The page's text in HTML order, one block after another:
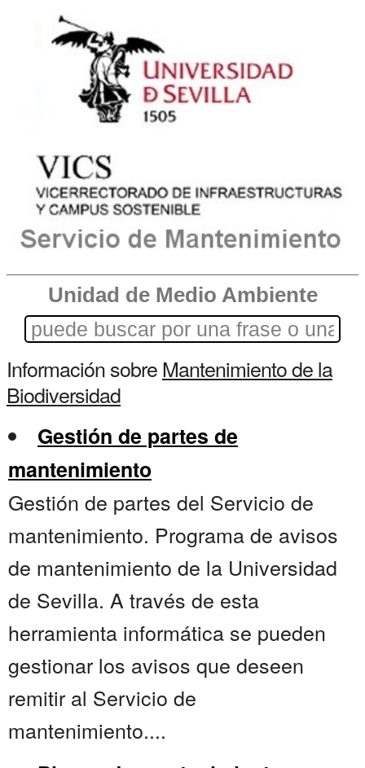
Unidad de Medio Ambiente
Información sobreMantenimiento de la
Biodiversidad
Gestión de partes de
mantenimiento
Gestión de partes del Servicio de
mantenimiento. Programa de avisos
de mantenimiento de la Universidad
de Sevilla. A través de esta
herramienta informática se pueden
gestionar los avisos que deseen
remitir al Servicio de
mantenimiento....